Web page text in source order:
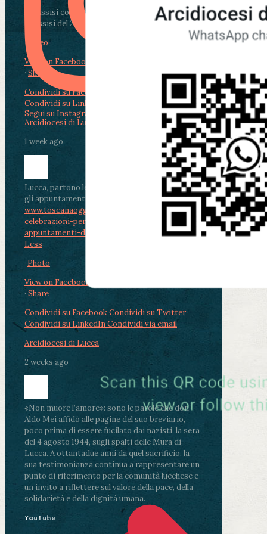
Da Assisi con i giovani per Celebrare il Perdono
di Assisi del 2 Ag...
Video
View on Facebook
· Share
Condividi su Facebook
Condividi su LinkedIn
Condividi via email
Arcidiocesi di Lucca
1 week ago
Lucca, partono le celebrazioni per don Aldo Mei:
gli appuntamenti dal 2 al 4 agosto
www.toscanaoggi.it/lucca-partono-le-
celebrazioni-per-don-aldo-mei-gli-
appuntamenti-dal-2-al-4-ago...
See MoreSee
Less
Photo
View on Facebook
· Share
Condividi su FacebookCondividi su Twitter
Condividi su LinkedInCondividi via email
Arcidiocesi di Lucca
2 weeks ago
«Non muore l’amore»: sono le parole che don
Aldo Mei affidò alle pagine del suo breviario,
poco prima di essere fucilato dai nazisti, la sera
del 4 agosto 1944, sugli spalti delle Mura di
Lucca. A ottantadue anni da quel sacrificio, la
sua testimonianza continua a rappresentare un
punto di riferimento per la comunità lucchese e
un invito a riflettere sul valore della pace, della
solidarietà e della dignità umana.
Segui su Instagram
YouTube